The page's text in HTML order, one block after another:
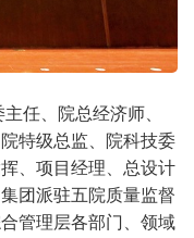
任、院总经济师、
特级总监、院科技委
、项目经理、总设计
团派驻五院质量监督
管理层各部门、领域